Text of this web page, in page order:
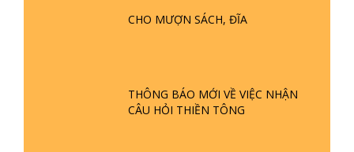
CHO MƯỢN SÁCH, ĐĨA
THÔNG BÁO MỚI VỀ VIỆC NHẬN
CÂU HỎI THIỀN TÔNG
HOA LÀ HỘI GÌ? TỬ VÌ ĐẠO
PHẬT GIỚI CÓ THỜI GIAN KHÔNG? |
TTTD